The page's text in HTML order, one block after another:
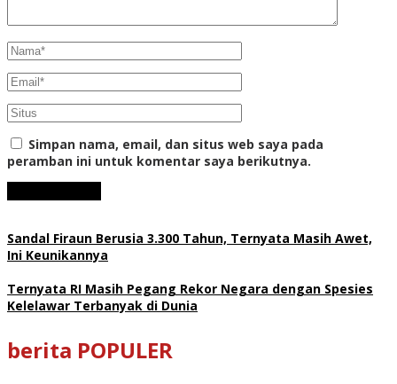
Simpan nama, email, dan situs web saya pada
peramban ini untuk komentar saya berikutnya.
Sandal Firaun Berusia 3.300 Tahun, Ternyata Masih Awet,
Ini Keunikannya
Ternyata RI Masih Pegang Rekor Negara dengan Spesies
Kelelawar Terbanyak di Dunia
berita POPULER